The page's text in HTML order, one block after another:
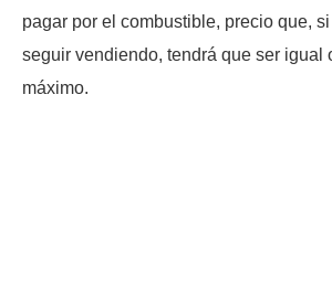
pagar por el combustible, precio que,
seguir vendiendo, tendrá que ser igual
máximo.